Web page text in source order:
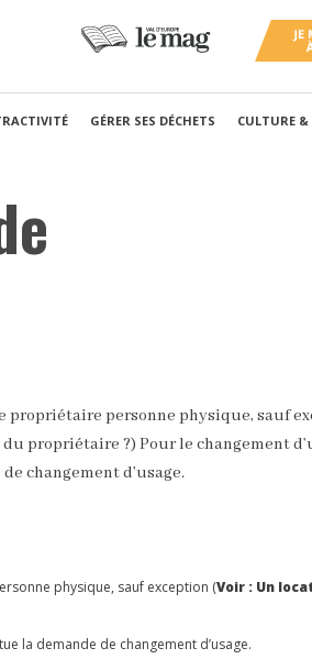
GÉRER SES DÉCHETS CULTURE
propriétaire personne physique, sauf
propriétaire ?) Pour le changement
changement d’usage.
physique, sauf exception (Voir : Un
la demande de changement d’usage.